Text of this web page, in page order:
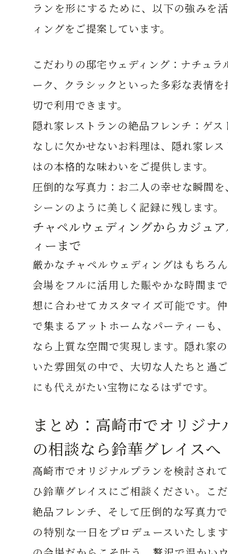
ランを形にするために、以下の強みを
ィングをご提案しています。
こだわりの邸宅ウェディング： ナチュラ
ーク、クラシックといった多彩な表情
切で利用できます。
隠れ家レストランの絶品フレンチ： ゲス
なしに欠かせないお料理は、隠れ家レ
はの本格的な味わいをご提供します。
圧倒的な写真力： お二人の幸せな瞬間
シーンのように美しく記録に残します。
チャペルウェディングからカジュ
ィーまで
厳かなチャペルウェディングはもちろ
会場をフルに活用した賑やかな時間ま
想に合わせてカスタマイズ可能です。
で集まるアットホームなパーティーも
なら上質な空間で実現します。隠れ家
いた雰囲気の中で、大切な人たちと過
にも代えがたい宝物になるはずです。
まとめ：高崎市でオリジナ
の相談なら鈴華グレイスへ
高崎市でオリジナルプランを検討され
ひ鈴華グレイスにご相談ください。こ
絶品フレンチ、そして圧倒的な写真力
の特別な一日をプロデュースいたしま